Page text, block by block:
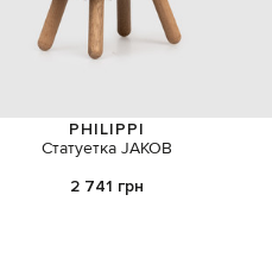
PHILIPPI
Статуетка JAKOB
2 741 грн